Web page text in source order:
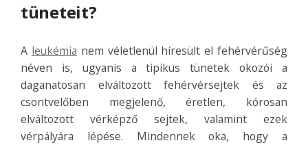
tüneteit?
A leukémia nem véletlenül híresült el fehérvérűség
néven is, ugyanis a tipikus tünetek okozói a
daganatosan elváltozott fehérvérsejtek és az
csontvelőben megjelenő, éretlen, kórosan
elváltozott vérképző sejtek, valamint ezek
vérpályára lépése. Mindennek oka, hogy a